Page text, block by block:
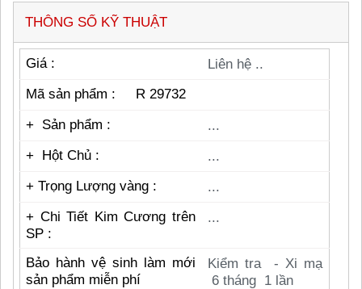
THÔNG SỐ KỸ THUẬT
Giá :
Liên hệ ..
Mã sản phẩm : R 29732
+ Sản phẩm :
...
+ Hột Chủ :
...
+ Trọng Lượng vàng :
...
+ Chi Tiết Kim Cương trên
SP :
...
Bảo hành vệ sinh làm mới
sản phẩm miễn phí
Kiểm tra - Xi mạ
6 tháng 1 lần